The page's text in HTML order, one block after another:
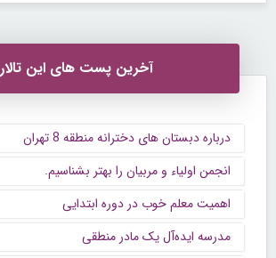
آخرین پست های این تالار
درباره دبستان های دخترانه منطقه 8 تهران
انجمن اولیاء و مربیان را بهتر بشناسیم.
اهمیت معلم خوب در دوره ابتدایی
مدرسه ایده‌آل یک مادر منطقی